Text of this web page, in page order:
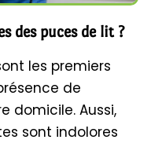
des puces de lit ?
les premiers
de
domicile. Aussi,
sont indolores